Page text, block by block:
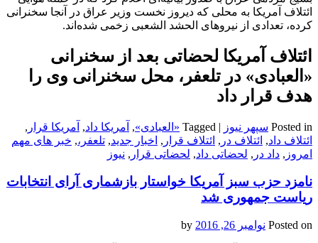
ائتلاف آمریکا به محلی که دیروز نخست وزیر عراق در آنجا سخنرانی
کرده، تعدادی از نیروهای الحشد الشعبی زخمی شده‌اند.
ائتلاف آمریکا لحضاتی بعد از سخنرانی
«العبادی» در تلعفر، محل سخنرانی‌ وی را
هدف قرار داد
Posted in سپهر نیوز |
Tagged «العبادی», آمریکا داد, آمریکا قرار ,
ائتلاف داد, ائتلاف در , ائتلاف قرار , اخبار جدید, تلعفر،, خبر های مهم
امروز , داد در , لحضاتی داد, لحضاتی قرار , نیوز
نامزد حزب سبز آمریکا خواستار بازشماری آرای انتخابات
ریاست جمهوری شد
Posted on نوامبر 26, 2016